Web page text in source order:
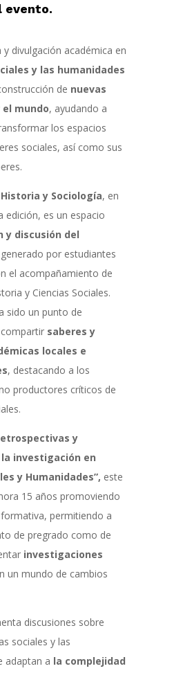
evento.
y divulgación académica en
y las humanidades
de nuevas
mundo, ayudando a
los espacios
sociales, así como sus
y Sociología, en
edición, es un espacio
y discusión del
generado por estudiantes
el acompañamiento de
y Ciencias Sociales.
sido un punto de
saberes y
locales e
, destacando a los
productores críticos de
y
investigación en
y Humanidades”, este
15 años promoviendo
permitiendo a
de pregrado como de
investigaciones
un mundo de cambios
discusiones sobre
sociales y las
adaptan a la complejidad